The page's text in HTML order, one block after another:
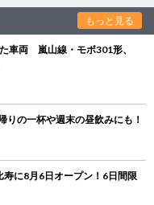
もっと見る
車両 嵐山線・モボ301形、
りの一杯や週末の昼飲みにも！
寿に8月6日オープン！6日間限